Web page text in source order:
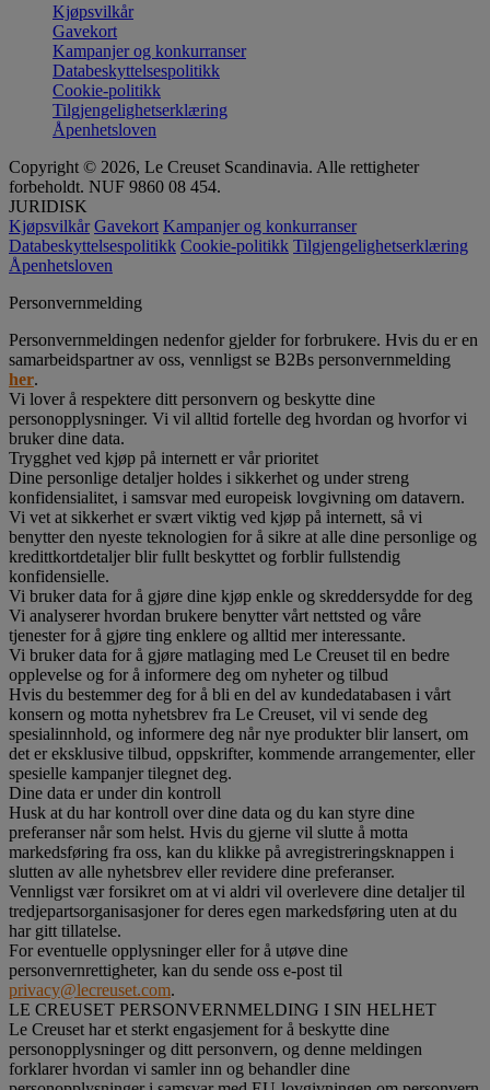
Kjøpsvilkår
Gavekort
Kampanjer og konkurranser
Databeskyttelsespolitikk
Cookie-politikk
Tilgjengelighetserklæring
Åpenhetsloven
Copyright © 2026, Le Creuset Scandinavia. Alle rettigheter
forbeholdt. NUF 9860 08 454.
JURIDISK
Kjøpsvilkår Gavekort Kampanjer og konkurranser
Databeskyttelsespolitikk Cookie-politikk Tilgjengelighetserklæring
Åpenhetsloven
Personvernmelding
Personvernmeldingen nedenfor gjelder for forbrukere. Hvis du er en
samarbeidspartner av oss, vennligst se B2Bs personvernmelding
her.
Vi lover å respektere ditt personvern og beskytte dine
personopplysninger. Vi vil alltid fortelle deg hvordan og hvorfor vi
bruker dine data.
Trygghet ved kjøp på internett er vår prioritet
Dine personlige detaljer holdes i sikkerhet og under streng
konfidensialitet, i samsvar med europeisk lovgivning om datavern.
Vi vet at sikkerhet er svært viktig ved kjøp på internett, så vi
benytter den nyeste teknologien for å sikre at alle dine personlige og
kredittkortdetaljer blir fullt beskyttet og forblir fullstendig
konfidensielle.
Vi bruker data for å gjøre dine kjøp enkle og skreddersydde for deg
Vi analyserer hvordan brukere benytter vårt nettsted og våre
tjenester for å gjøre ting enklere og alltid mer interessante.
Vi bruker data for å gjøre matlaging med Le Creuset til en bedre
opplevelse og for å informere deg om nyheter og tilbud
Hvis du bestemmer deg for å bli en del av kundedatabasen i vårt
konsern og motta nyhetsbrev fra Le Creuset, vil vi sende deg
spesialinnhold, og informere deg når nye produkter blir lansert, om
det er eksklusive tilbud, oppskrifter, kommende arrangementer, eller
spesielle kampanjer tilegnet deg.
Dine data er under din kontroll
Husk at du har kontroll over dine data og du kan styre dine
preferanser når som helst. Hvis du gjerne vil slutte å motta
markedsføring fra oss, kan du klikke på avregistreringsknappen i
slutten av alle nyhetsbrev eller revidere dine preferanser.
Vennligst vær forsikret om at vi aldri vil overlevere dine detaljer til
tredjepartsorganisasjoner for deres egen markedsføring uten at du
har gitt tillatelse.
For eventuelle opplysninger eller for å utøve dine
personvernrettigheter, kan du sende oss e-post til
privacy@lecreuset.com.
LE CREUSET PERSONVERNMELDING I SIN HELHET
Le Creuset har et sterkt engasjement for å beskytte dine
personopplysninger og ditt personvern, og denne meldingen
forklarer hvordan vi samler inn og behandler dine